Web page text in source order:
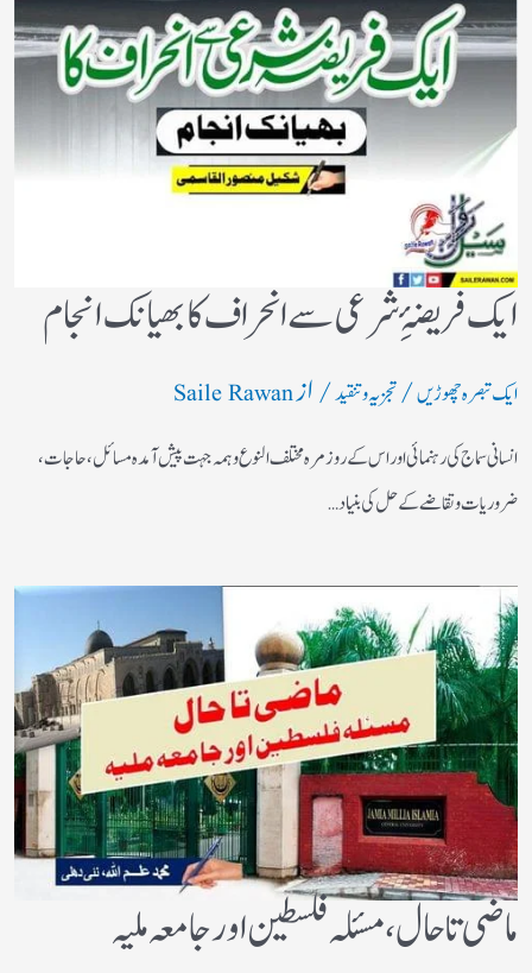
ایک فریضۂِ شرعی سے انحراف کا بھیانک انجام
ایک تبصرہ چھوڑیں/تجزیہ و تنقید/ ازSaile Rawan
انسانی سماج کی رہنمائی اور اس کے روز مرہ مختلف النوع وہمہ جہت پیش آمدہ مسائل ، حاجات ،
ضروریات وتقاضے کے حل کی بنیاد…
ماضی تا حال، مسئلہ فلسطین اور جامعہ ملیہ